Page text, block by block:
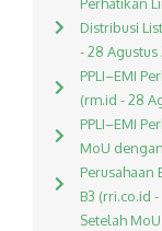
Perhatikan
Distribusi
- 28 Agustus
PPLI–EMI
(rm.id - 28
PPLI–EMI
MoU
Perusahaan
B3 (rri.co.id
Setelah